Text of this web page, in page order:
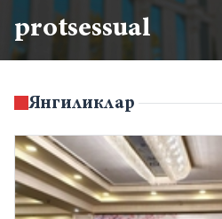
protsessual
Янгиликлар